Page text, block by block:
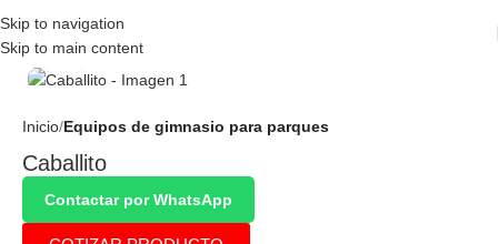
Skip to navigation
Skip to main content
Click to enlarge
Inicio Equipos de gimnasio para parques
Caballito
Contactar por WhatsApp